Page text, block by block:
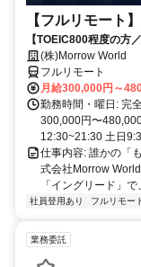
【フルリモート
【TOEIC800程度の方
たが英語学習で経験し
るお仕事です。
(株)Morrow World
フルリモート
月給300,000円～
勤務時間・曜日: 完
300,000円〜
12:30~21:30 土日
仕事内容: 誰かの「
式会社Morrow
「イングリード」
社員登用あり フルリモー
業務委託